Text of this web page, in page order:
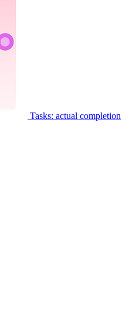
Tasks: actual completion